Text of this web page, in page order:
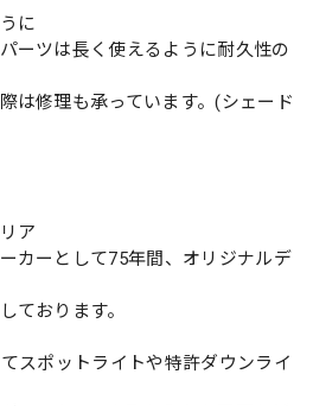
に
ーツは長く使えるように耐久性の
は修理も承っています。(シェード
ア
カーとして75年間、オリジナルデ
ております。
スポットライトや特許ダウンライ